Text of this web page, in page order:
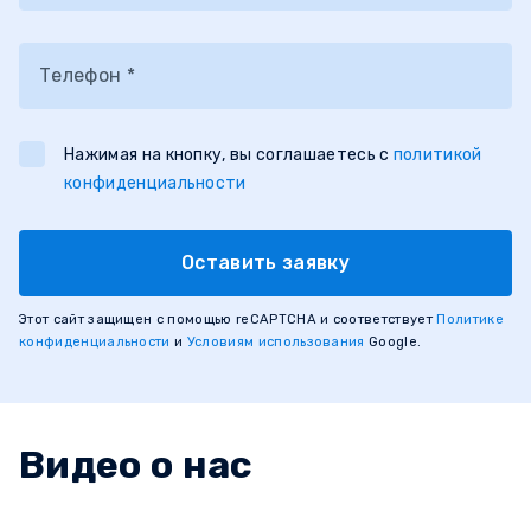
Телефон *
Нажимая на кнопку, вы соглашаетесь с политикой
конфиденциальности
Оставить заявку
Этот сайт защищен с помощью reCAPTCHA и соответствует Политике
конфиденциальности и Условиям использования Google.
Видео о нас